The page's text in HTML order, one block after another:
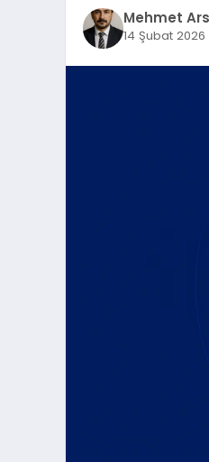
Mehmet
14 Şubat 2026